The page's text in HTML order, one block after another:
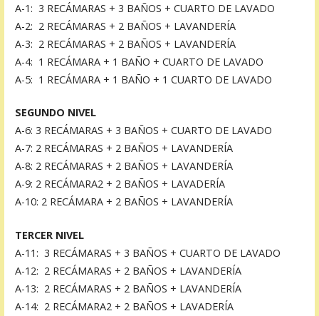
A-1: 3 RECÁMARAS + 3 BAÑOS + CUARTO DE LAVADO
A-2: 2 RECÁMARAS + 2 BAÑOS + LAVANDERÍA
A-3: 2 RECÁMARAS + 2 BAÑOS + LAVANDERÍA
A-4: 1 RECÁMARA + 1 BAÑO + CUARTO DE LAVADO
A-5: 1 RECÁMARA + 1 BAÑO + 1 CUARTO DE LAVADO
SEGUNDO NIVEL
A-6: 3 RECÁMARAS + 3 BAÑOS + CUARTO DE LAVADO
A-7: 2 RECÁMARAS + 2 BAÑOS + LAVANDERÍA
A-8: 2 RECÁMARAS + 2 BAÑOS + LAVANDERÍA
A-9: 2 RECÁMARA2 + 2 BAÑOS + LAVADERÍA
A-10: 2 RECÁMARA + 2 BAÑOS + LAVANDERÍA
TERCER NIVEL
A-11: 3 RECÁMARAS + 3 BAÑOS + CUARTO DE LAVADO
A-12: 2 RECÁMARAS + 2 BAÑOS + LAVANDERÍA
A-13: 2 RECÁMARAS + 2 BAÑOS + LAVANDERÍA
A-14: 2 RECÁMARA2 + 2 BAÑOS + LAVADERÍA